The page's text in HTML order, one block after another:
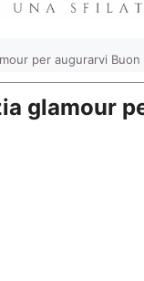
per augurarvi Buon
glamour